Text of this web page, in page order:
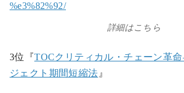
%e3%82%92/
詳細はこちら
3位『TOCクリティカル・チェーン革
ジェクト期間短縮法 』